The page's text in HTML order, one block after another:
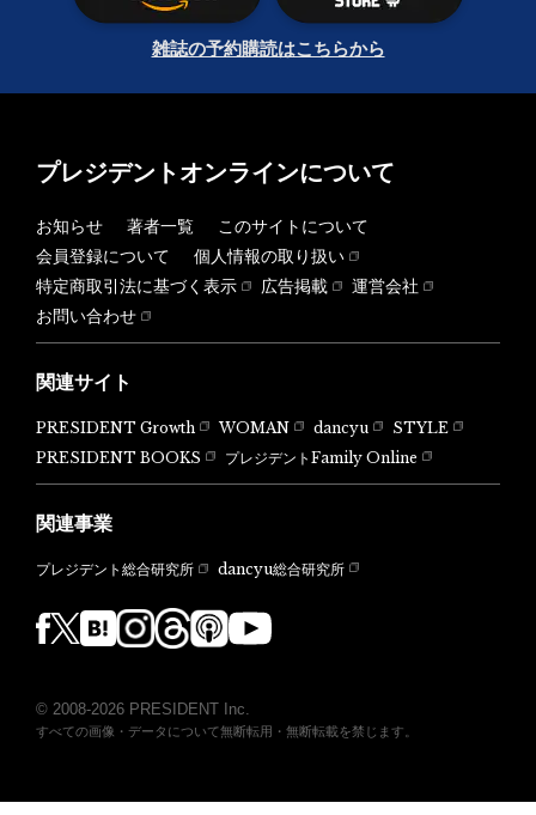
雑誌の予約購読はこちらから
プレジデントオンラインについて
お知らせ 著者一覧
このサイトについて
会員登録について
個人情報の取り扱い
特定商取引法に基づく表示
広告掲載
運営会社
お問い合わせ
関連サイト
PRESIDENT Growth WOMAN dancyu
STYLE
PRESIDENT BOOKS
プレジデントFamily Online
関連事業
プレジデント総合研究所 dancyu総合研究所
© 2008-2026 PRESIDENT Inc.
すべての画像・データについて無断転用・無断転載を禁じます。